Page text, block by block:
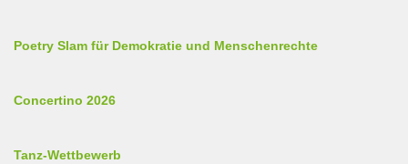
Poetry Slam für Demokratie und Menschenrechte
Concertino 2026
Tanz-Wettbewerb